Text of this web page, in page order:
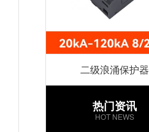
二级浪涌保护器
热门资讯
HOT NEWS